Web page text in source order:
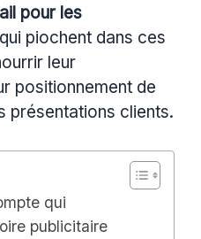
pour les
qui piochent dans ces
leur
positionnement de
présentations clients.
qui
publicitaire